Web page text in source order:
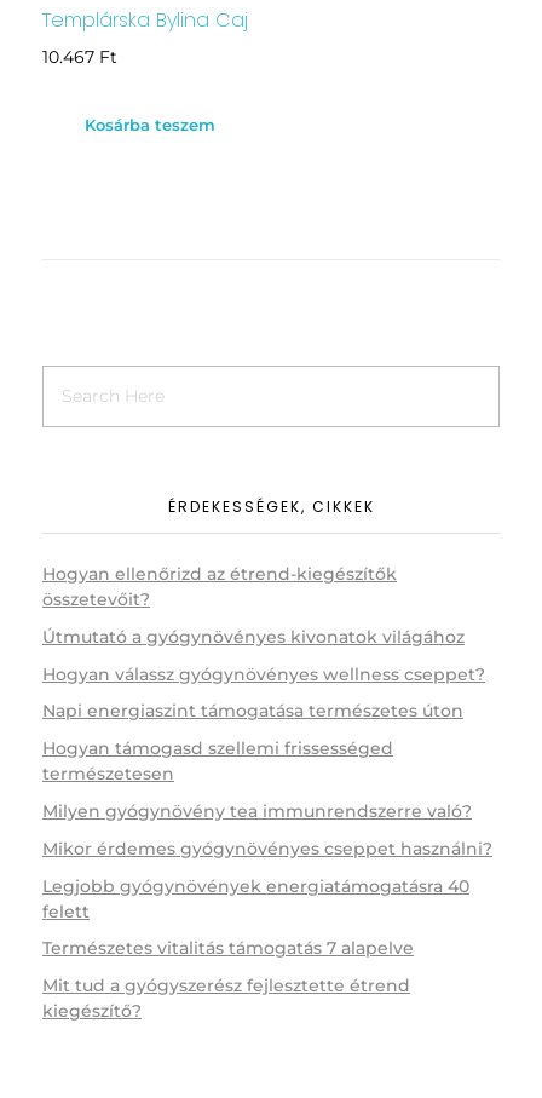
Templárska Bylina Caj
10.467 Ft
Kosárba teszem
ÉRDEKESSÉGEK, CIKKEK
Hogyan ellenőrizd az étrend-kiegészítők
összetevőit?
Útmutató a gyógynövényes kivonatok világához
Hogyan válassz gyógynövényes wellness cseppet?
Napi energiaszint támogatása természetes úton
Hogyan támogasd szellemi frissességed
természetesen
Milyen gyógynövény tea immunrendszerre való?
Mikor érdemes gyógynövényes cseppet használni?
Legjobb gyógynövények energiatámogatásra 40
felett
Természetes vitalitás támogatás 7 alapelve
Mit tud a gyógyszerész fejlesztette étrend
kiegészítő?